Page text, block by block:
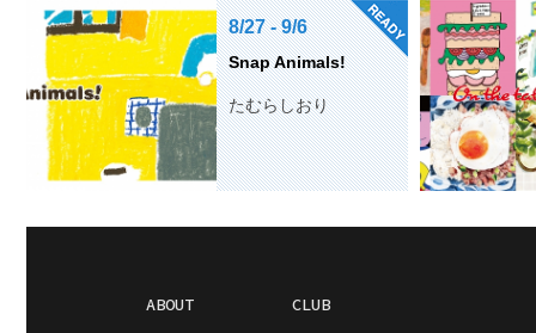
8/27 - 9/6
Snap Animals!
たむらしおり
ABOUT
CLUB